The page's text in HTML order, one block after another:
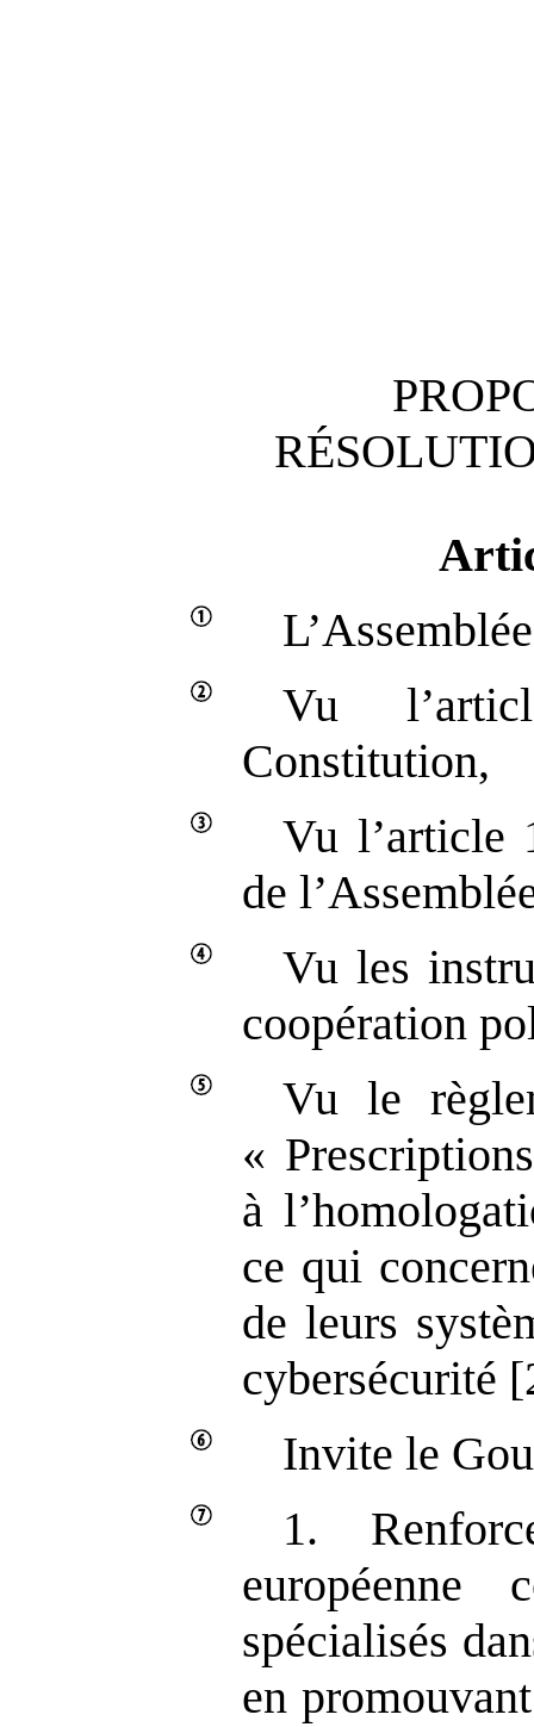
Vu
Constitution,
Vu l’article
de
Vu les
coopération
Vu le
«
à
ce qui
de leurs
cybersécurité
Invite le
1.
européenne
spécialisés
en